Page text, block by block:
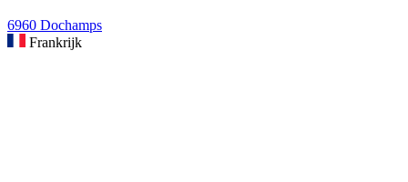
6960 Dochamps
Frankrijk